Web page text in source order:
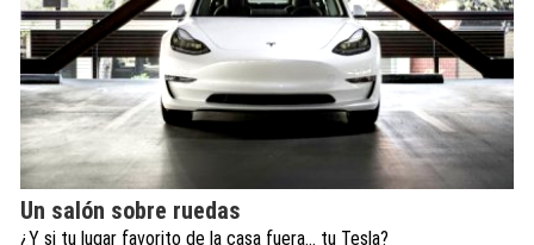
Un salón sobre ruedas
¿Y si tu lugar favorito de la casa fuera… tu Tesla?